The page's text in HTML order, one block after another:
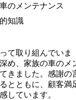
のメンテナンス
知識
て取り組んでいま
め、家族の車のメ
きました。感謝の
とともに、顧客満
しています。